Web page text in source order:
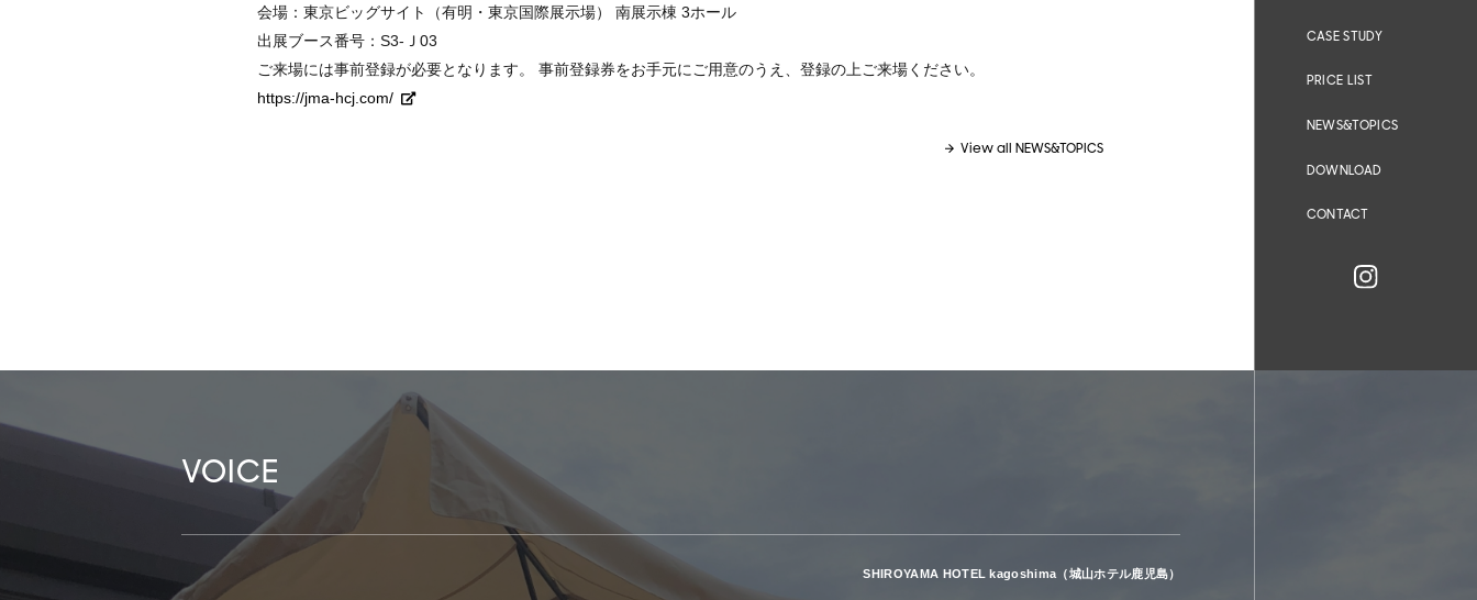
CASE STUDY
PRICE LIST
NEWS&TOPICS
DOWNLOAD
CONTACT
会場：東京ビッグサイト（有明・東京国際展示場） 南展示棟 3ホール
出展ブース番号：S3-Ｊ03
ご来場には事前登録が必要となります。 事前登録券をお手元にご用意のうえ、登録の上ご来場ください。
https://jma-hcj.com/
View all NEWS&TOPICS
VOICE
SHIROYAMA HOTEL kagoshima （城山ホテル鹿児島）